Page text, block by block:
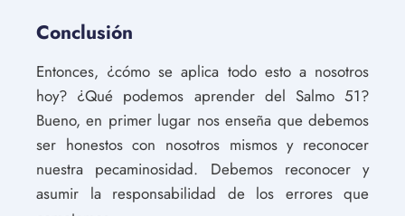
Conclusión
Entonces, ¿cómo se aplica todo esto a nosotros
hoy? ¿Qué podemos aprender del Salmo 51?
Bueno, en primer lugar nos enseña que debemos
ser honestos con nosotros mismos y reconocer
nuestra pecaminosidad. Debemos reconocer y
asumir la responsabilidad de los errores que